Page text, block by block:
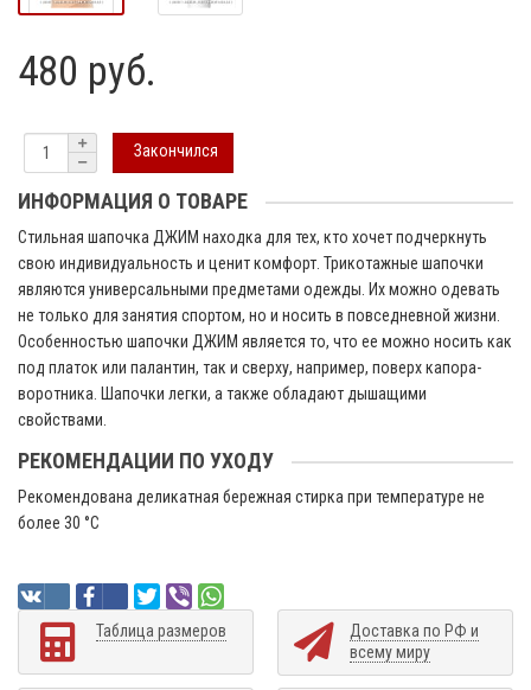
480 руб.
Закончился
ИНФОРМАЦИЯ О ТОВАРЕ
Стильная шапочка ДЖИМ находка для тех, кто хочет подчеркнуть
свою индивидуальность и ценит комфорт. Трикотажные шапочки
являются универсальными предметами одежды. Их можно одевать
не только для занятия спортом, но и носить в повседневной жизни.
Особенностью шапочки ДЖИМ является то, что ее можно носить как
под платок или палантин, так и сверху, например, поверх капора-
воротника. Шапочки легки, а также обладают дышащими
свойствами.
РЕКОМЕНДАЦИИ ПО УХОДУ
Рекомендована деликатная бережная стирка при температуре не
более 30 °C
Таблица размеров
Доставка по РФ и
всему миру